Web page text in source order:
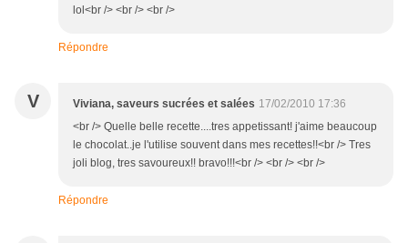
lol<br /> <br /> <br />
Répondre
V Viviana, saveurs sucrées et salées 17/02/2010 17:36
<br /> Quelle belle recette....tres appetissant! j'aime beaucoup
le chocolat..je l'utilise souvent dans mes recettes!!<br /> Tres
joli blog, tres savoureux!! bravo!!!<br /> <br /> <br />
Répondre